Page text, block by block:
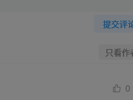
，那可是皇上的大忌呢！所
提交评
只看作
0